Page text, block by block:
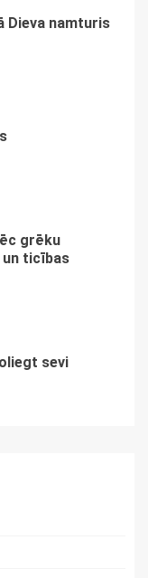
Dieva namturis
grēku
un ticības
sevi